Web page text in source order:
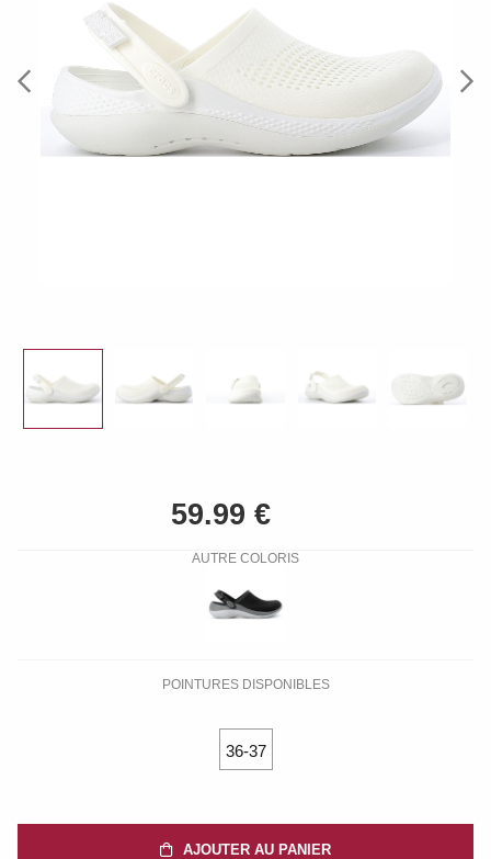
AUTRE COLORIS
POINTURES DISPONIBLES
36-37
AJOUTER AU PANIER